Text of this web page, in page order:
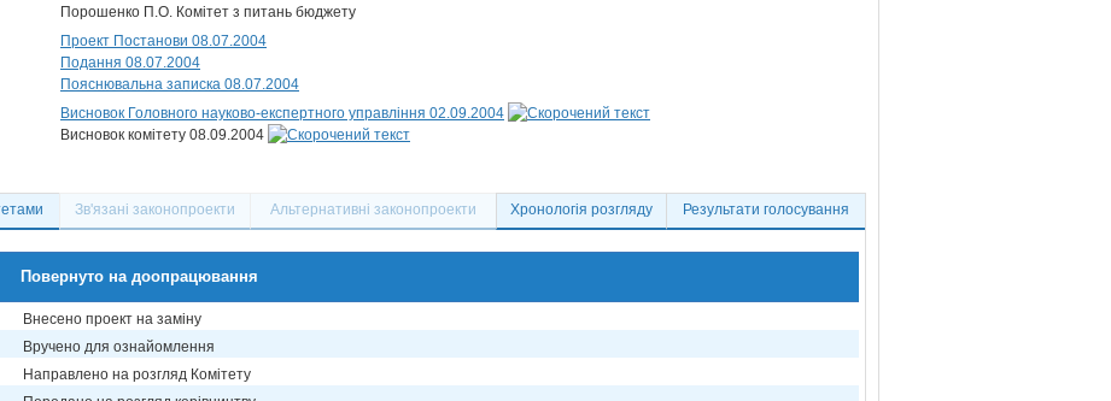
Порошенко П.О. Комітет з питань бюджету
Проект Постанови 08.07.2004
Подання 08.07.2004
Пояснювальна записка 08.07.2004
Висновок Головного науково-експертного управління 02.09.2004
Висновок комітету 08.09.2004
Зв'язані законопроекти Альтернативні законопроекти Хронологія розгляду Результати голосування
Повернуто на доопрацювання
Внесено проект на заміну
Вручено для ознайомлення
Направлено на розгляд Комітету